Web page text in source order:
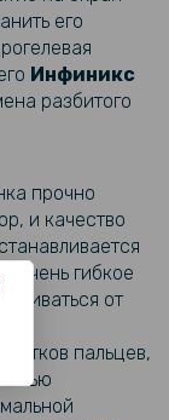
GT 20 Pro 5G
Pro 5G, Black
GT 20 Pro 5G
его
Инфиникс
разбитого
прочно
и качество
Очень гибкое
от
пальцев,